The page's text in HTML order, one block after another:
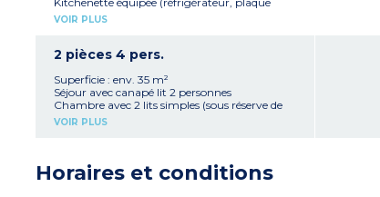
vitrocéramique, micro-ondes, lave-vaisselle)
Salle de douche ou de bains avec WC
VOIR PLUS
2 pièces 4 pers.
Superficie : env. 35 m²
Séjour avec canapé lit 2 personnes
Chambre avec 2 lits simples (sous réserve de
disponibilité, peut-être en mezzanine)
Sous réserve de balcons disponibles
VOIR PLUS
Horaires et conditions